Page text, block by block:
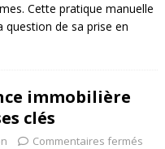
Cette pratique manuelle
question de sa prise en
immobilière
clés
Commentaires fermés